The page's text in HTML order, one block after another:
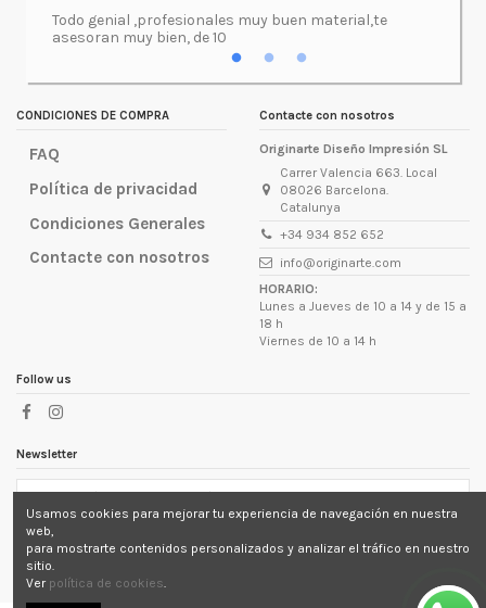
Todo genial ,profesionales muy buen material,te
asesoran muy bien, de 10
lugar
CONDICIONES DE COMPRA
FAQ
Política de privacidad
Condiciones Generales
Contacte con nosotros
Contacte con nosotros
Originarte Diseño Impresión SL
Carrer Valencia 663. Local
08026 Barcelona.
Catalunya
+34 934 852 652
info@originarte.com
HORARIO:
Lunes a Jueves de 10 a 14 y de 15 a
18 h
Viernes de 10 a 14 h
Follow us
Newsletter
Puede darse de baja en cualquier momento. Para ello,
consulte nuestra información de contacto en el aviso
legal.
Usamos cookies para mejorar tu experiencia de navegación en nuestra
web,
para mostrarte contenidos personalizados y analizar el tráfico en nuestro
sitio.
Ver política de cookies.